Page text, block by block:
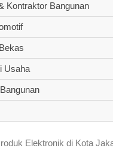
Kontraktor Bangunan
Usaha
Elektronik di Kota